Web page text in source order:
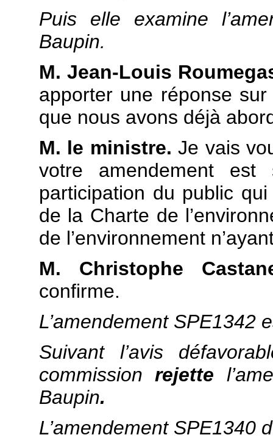
Puis elle examine
Baupin.
M. Jean-Louis
apporter une réponse
que nous avons déjà
M. le ministre. Je vais
votre amendement
participation du public
de la Charte de
de l’environnement
M. Christophe
confirme.
L’amendement SPE1342
Suivant l’avis
commissionrejette
Baupin.
L’amendement SPE1340